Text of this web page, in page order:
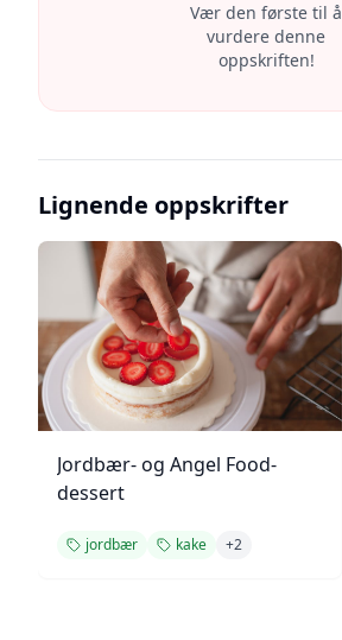
Vær den første til å
vurdere denne
oppskriften!
Lignende oppskrifter
Jordbær- og Angel Food-
dessert
jordbær kake +2